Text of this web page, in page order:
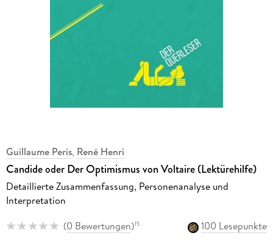
Guillaume Peris, René Henri
Candide oder Der Optimismus von Voltaire (Lektürehilfe)
Detaillierte Zusammenfassung, Personenanalyse und
Interpretation
(0 Bewertungen)15
100 Lesepunkte